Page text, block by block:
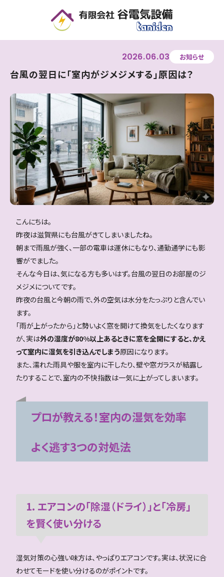
台風の翌日に「室内がジメジメする」原因は？
2026 06 03 お知らせ
こんにちは。
昨夜は滋賀県にも台風がきてしまいましたね。
朝まで雨風が強く、一部の電車は運休にもなり、通勤通学にも影
響がでました。
そんな今日は、気になる方も多いはず。台風の翌日のお部屋のジ
メジメについてです。
昨夜の台風と今朝の雨で、外の空気は水分をたっぷりと含んでい
ます。
「雨が上がったから」と勢いよく窓を開けて換気をしたくなります
が、実は外の湿度が80%以上あるときに窓を全開にすると、かえ
って室内に湿気を引き込んでしまう原因になります。
また、濡れた雨具や服を室内に干したり、壁や窓ガラスが結露し
たりすることで、室内の不快指数は一気に上がってしまいます。
プロが教える！室内の湿気を効率
よく逃す3つの対処法
1. エアコンの「除湿（ドライ）」と「冷房」
を賢く使い分ける
湿気対策の心強い味方は、やっぱりエアコンです。実は、状況に合
わせてモードを使い分けるのがポイントです。